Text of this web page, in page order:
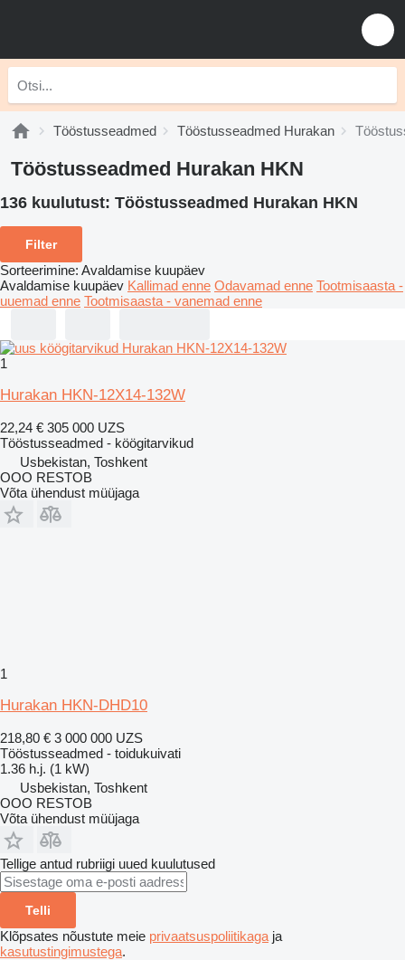
Tööstusseadmed Tööstusseadmed Hurakan
Tööstusseadmed Hurakan HKN
136 kuulutust: Tööstusseadmed Hurakan HKN
Filter
Sorteerimine: Avaldamise kuupäev
Avaldamise kuupäev Kallimad enne Odavamad enne Tootmisaasta -
uuemad enne Tootmisaasta - vanemad enne
1
Hurakan HKN-12X14-132W
22,24 € 305 000 UZS
Tööstusseadmed - köögitarvikud
Usbekistan, Toshkent
OOO RESTOB
Võta ühendust müüjaga
1
Hurakan HKN-DHD10
218,80 € 3 000 000 UZS
Tööstusseadmed - toidukuivati
1.36 h.j. (1 kW)
Usbekistan, Toshkent
OOO RESTOB
Võta ühendust müüjaga
Tellige antud rubriigi uued kuulutused
Telli
Klõpsates nõustute meie privaatsuspoliitikaga ja
kasutustingimustega.